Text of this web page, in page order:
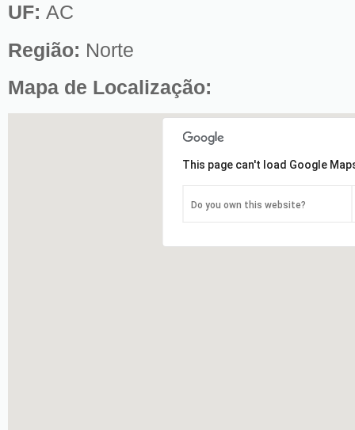
UF: AC
Região: Norte
Mapa de Localização:
This page can't load Google
Do you own this website?